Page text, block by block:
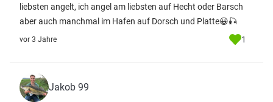
liebsten angelt, ich angel am liebsten auf Hecht oder Barsch
aber auch manchmal im Hafen auf Dorsch und Platte😀🎣
vor 3 Jahre 1
Jakob 99